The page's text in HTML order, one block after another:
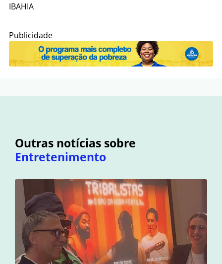
IBAHIA
Publicidade
Outras notícias sobre
Entretenimento